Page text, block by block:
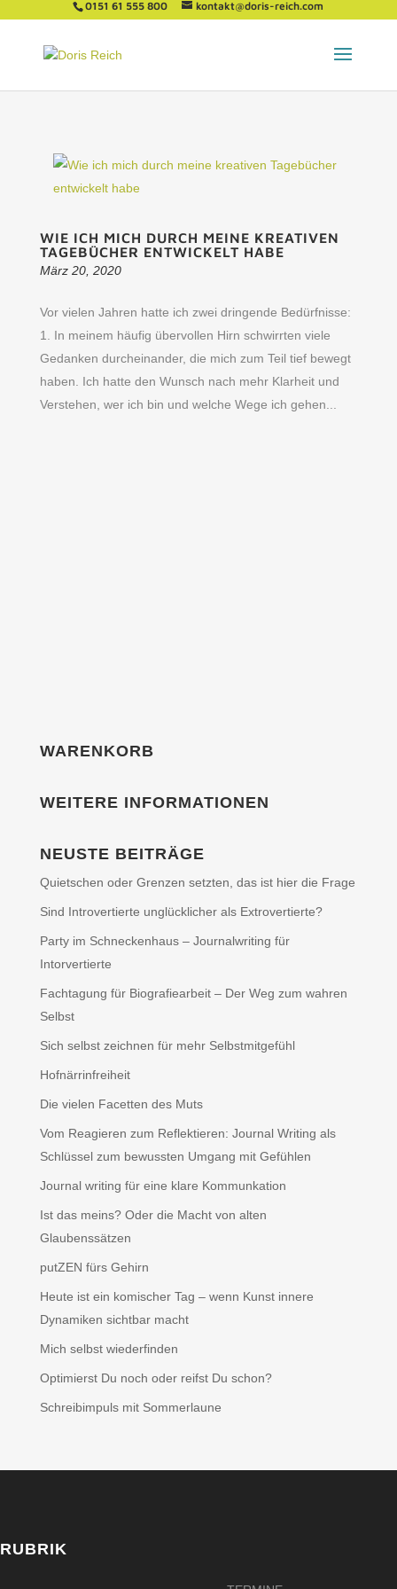
0151 61 555 800 kontakt@doris-reich.com
WIE ICH MICH DURCH MEINE KREATIVEN
TAGEBÜCHER ENTWICKELT HABE
März 20, 2020
Vor vielen Jahren hatte ich zwei dringende Bedürfnisse:
1. In meinem häufig übervollen Hirn schwirrten viele
Gedanken durcheinander, die mich zum Teil tief bewegt
haben. Ich hatte den Wunsch nach mehr Klarheit und
Verstehen, wer ich bin und welche Wege ich gehen...
WARENKORB
WEITERE INFORMATIONEN
NEUSTE BEITRÄGE
Quietschen oder Grenzen setzten, das ist hier die Frage
Sind Introvertierte unglücklicher als Extrovertierte?
Party im Schneckenhaus – Journalwriting für
Intorvertierte
Fachtagung für Biografiearbeit – Der Weg zum wahren
Selbst
Sich selbst zeichnen für mehr Selbstmitgefühl
Hofnärrinfreiheit
Die vielen Facetten des Muts
Vom Reagieren zum Reflektieren: Journal Writing als
Schlüssel zum bewussten Umgang mit Gefühlen
Journal writing für eine klare Kommunkation
Ist das meins? Oder die Macht von alten
Glaubenssätzen
putZEN fürs Gehirn
Heute ist ein komischer Tag – wenn Kunst innere
Dynamiken sichtbar macht
Mich selbst wiederfinden
Optimierst Du noch oder reifst Du schon?
Schreibimpuls mit Sommerlaune
RUBRIK